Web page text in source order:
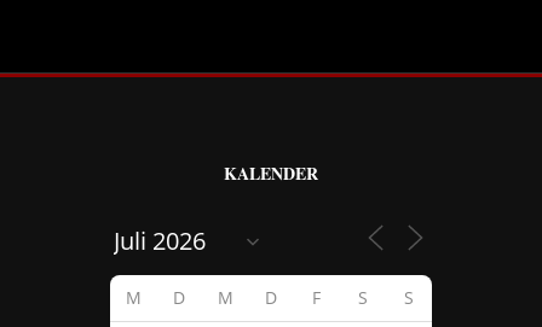
KALENDER
M D M D F S S